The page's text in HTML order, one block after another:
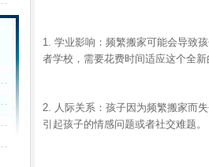
1. 学业影响：频繁搬家可能会导致
者学校，需要花费时间适应这个全
2. 人际关系：孩子因为频繁搬家而
引起孩子的情感问题或者社交难题。